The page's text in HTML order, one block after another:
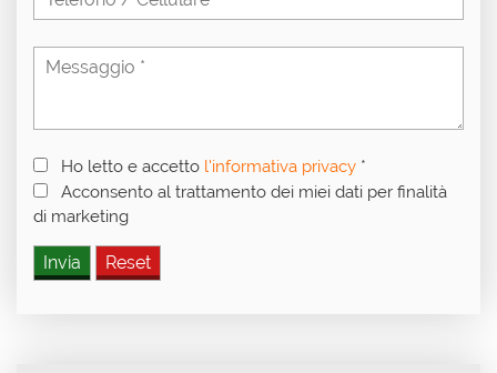
Ho letto e accetto l'informativa privacy *
Acconsento al trattamento dei miei dati per finalità
di marketing